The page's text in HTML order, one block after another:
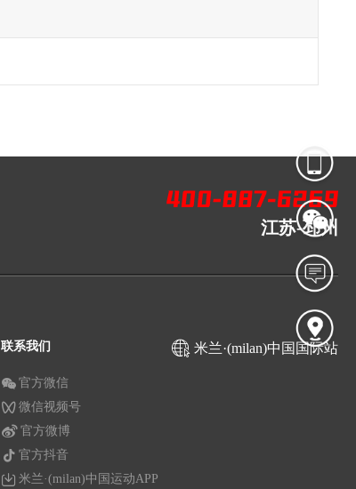
江苏-邳州
联系我们
官方微信
微信视频号
官方微博
官方抖音
米兰·(milan)中国运动APP
米兰·(milan)中国国际站